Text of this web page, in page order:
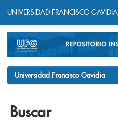
navigation
UNIVERSIDAD FRANCISCO GAVIDIA
Universidad Francisco Gavidia
Buscar